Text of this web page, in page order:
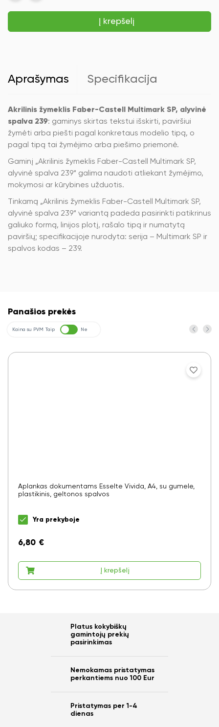
žymeklis
Castell
239
Į krepšelį
Aprašymas Specifikacija
Akrilinis žymeklis Faber-Castell Multimark SP, alyvinė
spalva 239: gaminys skirtas tekstui išskirti, paviršiui
žymėti arba piešti pagal konkretaus modelio tipą, o
pagal tipą tai žymėjimo arba piešimo priemonė.
Gaminį „Akrilinis žymeklis Faber-Castell Multimark SP,
alyvinė spalva 239“ galima naudoti atliekant žymėjimo,
mokymosi ar kūrybines užduotis.
Tinkamą „Akrilinis žymeklis Faber-Castell Multimark SP,
alyvinė spalva 239“ variantą padeda pasirinkti patikrinus
galiuko formą, linijos plotį, rašalo tipą ir numatytą
paviršių; specifikacijoje nurodyta: serija – Multimark SP ir
spalvos kodas – 239.
Panašios prekės
Kaina su PVM Taip Ne
Aplankas dokumentams Esselte Vivida, A4, su gumele,
plastikinis, geltonos spalvos
Yra prekyboje
6,80 €
Į krepšelį
Platus kokybiškų
gamintojų prekių
pasirinkimas
Nemokamas pristatymas
perkantiems nuo 100 Eur
Pristatymas per 1-4
dienas